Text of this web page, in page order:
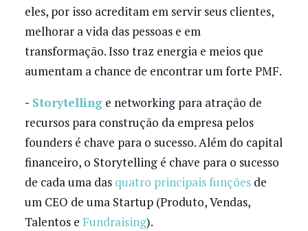
eles, por isso acreditam em servir seus clientes,
melhorar a vida das pessoas e em
transformação. Isso traz energia e meios que
aumentam a chance de encontrar um forte PMF.
- Storytellinge networking para atração de
recursos para construção da empresa pelos
founders é chave para o sucesso. Além do capital
financeiro, o Storytelling é chave para o sucesso
de cada uma dasquatro principais funçõesde
um CEO de uma Startup (Produto, Vendas,
Talentos e Fundraising).